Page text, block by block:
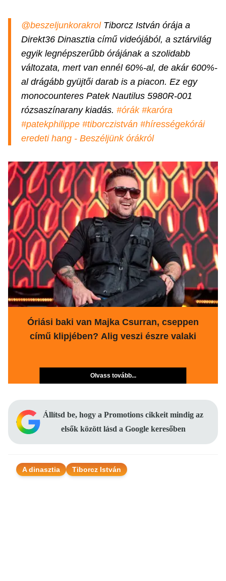
@beszeljunkorakrolTiborcz István órája a
Direkt36 Dinasztia című videójából, a sztárvilág
egyik legnépszerűbb órájának a szolidabb
változata, mert van ennél 60%-al, de akár 600%-
al drágább gyüjtői darab is a piacon. Ez egy
monocounteres Patek Nautilus 5980R-001
rózsaszínarany kiadás. #órák #karóra
#patekphilippe #tiborczistván #hírességekórái
eredeti hang - Beszéljünk órákról
Óriási baki van Majka Csurran, cseppen
című klipjében? Alig veszi észre valaki
Olvass tovább...
Állítsd be, hogy a Promotions cikkeit mindig az
elsők között lásd a Google keresőben
A dinasztia Tiborcz István